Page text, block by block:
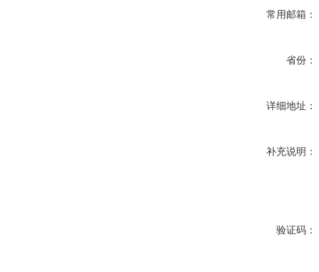
常用邮箱：
省份：
详细地址：
补充说明：
验证码：